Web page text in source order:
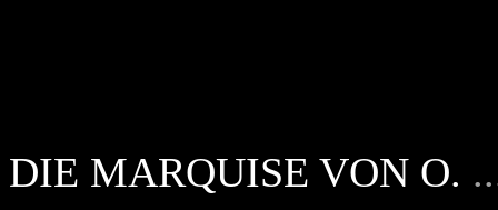
DIE MARQUISE VON O.